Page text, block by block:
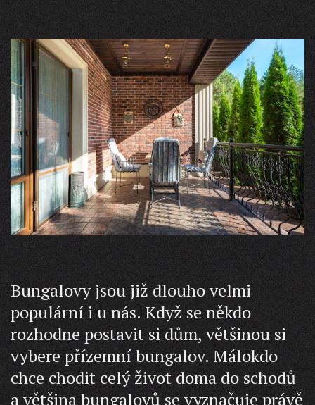
Bungalovy jsou již dlouho velmi
populární i u nás. Když se někdo
rozhodne postavit si dům, většinou si
vybere přízemní bungalov. Málokdo
chce chodit celý život doma do schodů
a většina bungalovů se vyznačuje právě